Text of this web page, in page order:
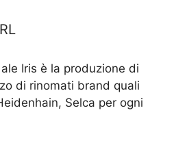
Iris è la produzione di
di rinomati brand quali
Selca per ogni